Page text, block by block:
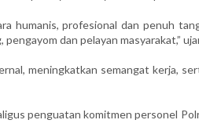
humanis, profesional dan penuh
dan pelayan masyarakat,”
meningkatkan semangat kerja,
penguatan komitmen personel